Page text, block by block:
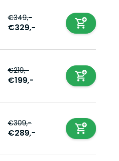
€349,-
€329,-
€219,-
€199,-
€309,-
€289,-